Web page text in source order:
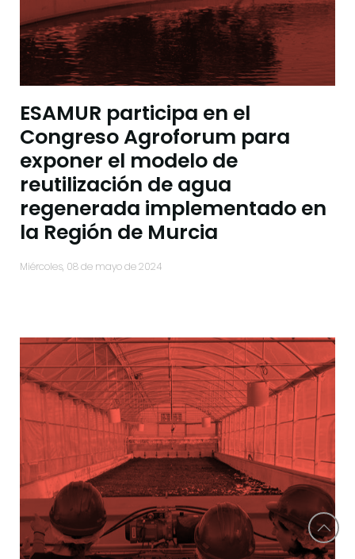
ESAMUR participa en el
Congreso Agroforum para
exponer el modelo de
reutilización de agua
regenerada implementado en
la Región de Murcia
miércoles, 08 de mayo de 2024